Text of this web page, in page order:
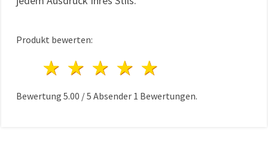
Produkt bewerten:
4 Sterne
3 Sterne
2 Sterne
1 Stern
Bewertung 5.00 /5 Absender 1 Bewertungen.